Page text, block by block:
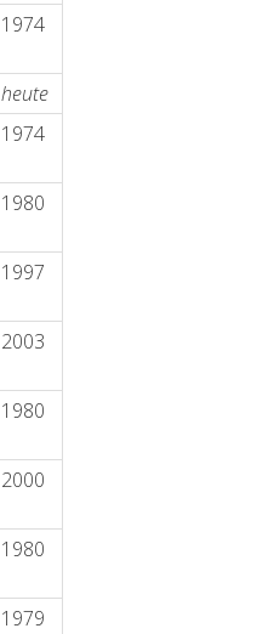
1974
heute
1974
1980
1997
2003
1980
2000
1980
1979